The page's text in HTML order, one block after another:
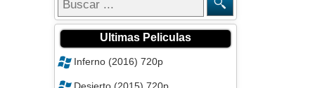
Ultimas Peliculas
Inferno (2016) 720p